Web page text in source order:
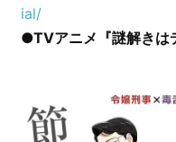
ial/
●TVアニメ『謎解きは